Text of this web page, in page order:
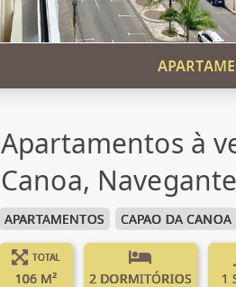
Apartamentos à
Canoa,
APARTAMENTOS CAPAO DA CANOA
TOTAL
106 M² 2 DORMITÓRIOS 1